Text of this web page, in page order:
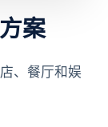
案
、餐厅和娱